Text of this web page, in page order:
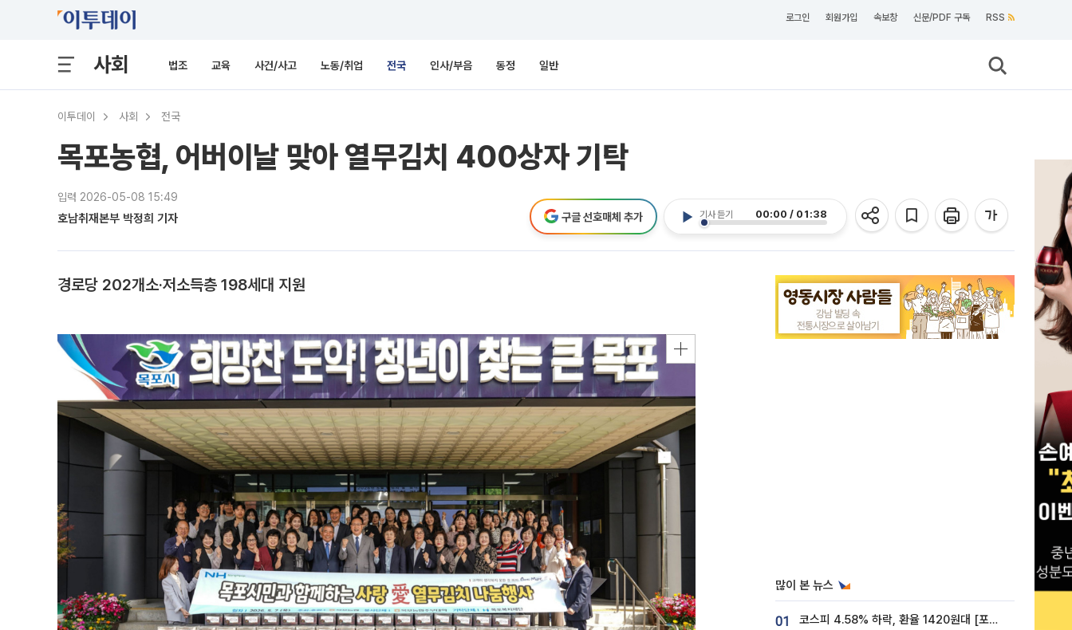
로그인 회원가입 속보창 신문/PDF 구독 RSS
사회 법조 교육 사건/사고 노동/취업 전국 인사/부음 동정 일반
이투데이 사회 전국
목포농협, 어버이날 맞아 열무김치 400상자 기탁
입력 2026-05-08 15:49
호남취재본부 박정희 기자 기사 듣기 00:00 / 01:38
구글 선호매체 추가
경로당 202개소·저소득층 198세대 지원
많이 본 뉴스
01 코스피 4.58% 하락, 환율 1420원대 [포토]